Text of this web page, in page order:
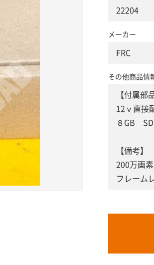
22204
メーカー
FRC
その他商品情
【付属部
12ⅴ直接
８GB SD
【備考】
200万画素
フレーム